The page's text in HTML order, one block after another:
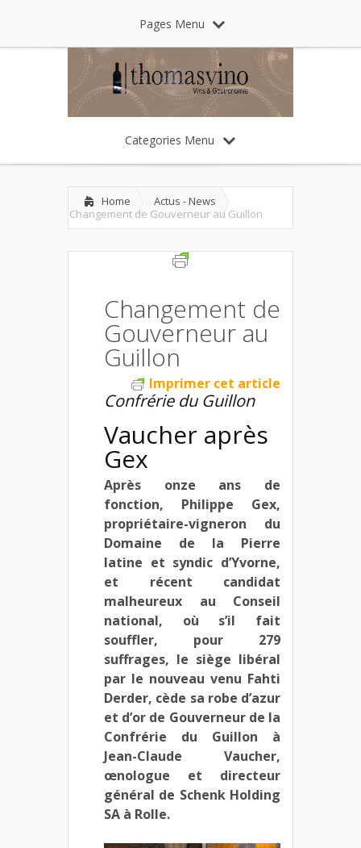
Pages Menu
Categories Menu
Home
Actus - News
Changement de Gouverneur au Guillon
Changement de
Gouverneur au
Guillon
Imprimer cet article
Confrérie du Guillon
Vaucher après
Gex
Après onze ans de
fonction, Philippe Gex,
propriétaire-vigneron du
Domaine de la Pierre
latine et syndic d’Yvorne,
et récent candidat
malheureux au Conseil
national, où s’il fait
souffler, pour 279
suffrages, le siège libéral
par le nouveau venu Fahti
Derder, cède sa robe d’azur
et d’or de Gouverneur de la
Confrérie du Guillon à
Jean-Claude Vaucher,
œnologue et directeur
général de Schenk Holding
SA à Rolle.